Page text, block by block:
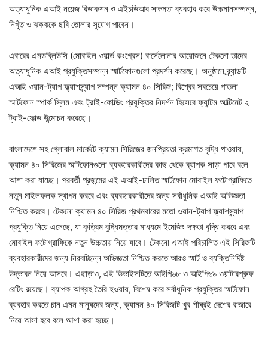
অত্যাধুনিক এআই নয়েজ রিডাকশন ও এইচডিআর সক্ষমতা ব্যবহার করে উচ্চমানসম্পন্ন,
নিখুঁত ও ঝকঝকে ছবি তোলার সুযোগ পাবেন।
এবারের এমডব্লিউসি (মোবাইল ওয়ার্ল্ড কংগ্রেস) বার্সেলোনার আয়োজনে টেকনো তাদের
অত্যাধুনিক এআই প্রযুক্তিসম্পন্ন স্মার্টফোনগুলো প্রদর্শন করেছে। অনুষ্ঠানে ব্র্যান্ডটি
এআই ওয়ান-ট্যাপ ফ্ল্যাশস্ন্যাপ সম্পন্ন ক্যামন ৪০ সিরিজ; বিশ্বের সবচেয়ে পাতলা
স্মার্টফোন স্পার্ক স্লিম এবং ট্রাই-ফোল্ডিং প্রযুক্তির নিদর্শন হিসেবে ফ্যান্টম আল্টিমেট ২
ট্রাই-ফোল্ড উন্মোচন করেছে।
বাংলাদেশে সহ গ্লোবাল মার্কেটে ক্যামন সিরিজের জনপ্রিয়তা ক্রমাগত বৃদ্ধি পাওয়ায়,
ক্যামন ৪০ সিরিজের স্মার্টফোনগুলো ব্যবহারকারীদের কাছ থেকে ব্যাপক সাড়া পাবে বলে
আশা করা যাচ্ছে। পরবর্তী প্রজন্মের এই এআই-চালিত স্মার্টফোন মোবাইল ফটোগ্রাফিতে
নতুন মাইলফলক স্থাপন করবে এবং ব্যবহারকারীদের জন্য সর্বাধুনিক এআই অভিজ্ঞতা
নিশ্চিত করবে। টেকনো ক্যামন ৪০ সিরিজ প্রথমবারের মতো ওয়ান-ট্যাপ ফ্ল্যাশস্ন্যাপ
প্রযুক্তি নিয়ে এসেছে, যা কৃত্রিম বুদ্ধিমত্তার মাধ্যমে ইমেজিং দক্ষতা বৃদ্ধি করবে এবং
মোবাইল ফটোগ্রাফিকে নতুন উচ্চতায় নিয়ে যাবে। টেকনো এআই পরিচালিত এই সিরিজটি
ব্যবহারকারীদের জন্য নিরবচ্ছিন্ন অভিজ্ঞতা নিশ্চিত করতে আরও স্মার্ট ও ব্যক্তিনির্দিষ্ট
উদ্ভাবন নিয়ে আসবে। এছাড়াও, এই ডিভাইসটিতে আইপি৬৮ ও আইপি৬৯ ওয়াটারপ্রুফ
রেটিং রয়েছে। ব্যাপক আগ্রহ তৈরি হওয়ায়, বিশেষ করে সর্বাধুনিক প্রযুক্তির স্মার্টফোন
ব্যবহার করতে চান এমন মানুষদের জন্য, ক্যামন ৪০ সিরিজটি খুব শীঘ্রই দেশের বাজারে
নিয়ে আসা হবে বলে আশা করা হচ্ছে।